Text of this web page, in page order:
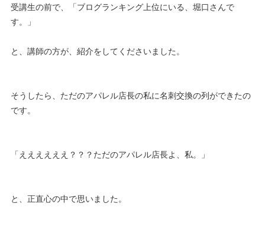
受講生の前で、「ブログランキング上位にいる、堀口さんで
す。」
と、講師の方が、紹介をしてくださいました。
そうしたら、ただのアパレル店長の私に名刺交換の列ができたの
です。
「ええええええ？？？ただのアパレル店長よ、私。」
と、正直心の中で思いました。